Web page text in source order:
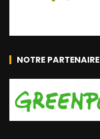
NOTRE PARTENAIRE